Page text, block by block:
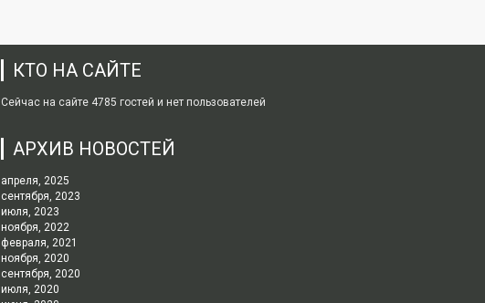
КТО НА САЙТЕ
Сейчас на сайте 4785 гостей и нет пользователей
АРХИВ НОВОСТЕЙ
апреля, 2025
сентября, 2023
июля, 2023
ноября, 2022
февраля, 2021
ноября, 2020
сентября, 2020
июля, 2020